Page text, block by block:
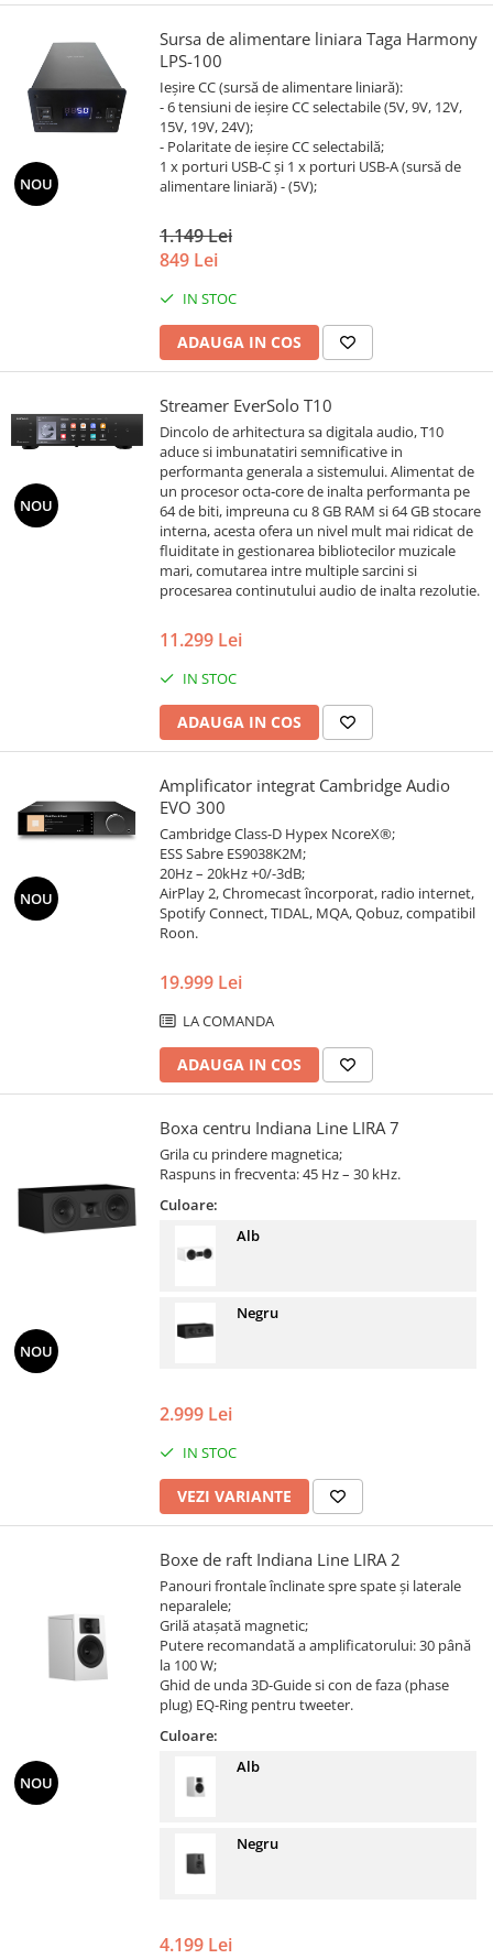
NOU
Sursa de alimentare liniara Taga Harmony
LPS-100
Ieșire CC (sursă de alimentare liniară):
- 6 tensiuni de ieșire CC selectabile (5V, 9V, 12V,
15V, 19V, 24V);
- Polaritate de ieșire CC selectabilă;
1 x porturi USB-C și 1 x porturi USB-A (sursă de
alimentare liniară) - (5V);
1.149 Lei
849 Lei
IN STOC
ADAUGA IN COS
NOU
Streamer EverSolo T10
Dincolo de arhitectura sa digitala audio, T10
aduce si imbunatatiri semnificative in
performanta generala a sistemului. Alimentat de
un procesor octa‑core de inalta performanta pe
64 de biti, impreuna cu 8 GB RAM si 64 GB stocare
interna, acesta ofera un nivel mult mai ridicat de
fluiditate in gestionarea bibliotecilor muzicale
mari, comutarea intre multiple sarcini si
procesarea continutului audio de inalta rezolutie.
11.299 Lei
IN STOC
ADAUGA IN COS
NOU
Amplificator integrat Cambridge Audio
EVO 300
Cambridge Class-D Hypex NcoreX®;
ESS Sabre ES9038K2M;
20Hz – 20kHz +0/-3dB;
AirPlay 2, Chromecast încorporat, radio internet,
Spotify Connect, TIDAL, MQA, Qobuz, compatibil
Roon.
19.999 Lei
LA COMANDA
ADAUGA IN COS
NOU
Boxa centru Indiana Line LIRA 7
Grila cu prindere magnetica;
Raspuns in frecventa: 45 Hz – 30 kHz.
Culoare:
Alb
Negru
2.999 Lei
IN STOC
VEZI VARIANTE
NOU
Boxe de raft Indiana Line LIRA 2
Panouri frontale înclinate spre spate și laterale
neparalele;
Grilă atașată magnetic;
Putere recomandată a amplificatorului: 30 până
la 100 W;
Ghid de unda 3D-Guide si con de faza (phase
plug) EQ-Ring pentru tweeter.
Culoare:
Alb
Negru
4.199 Lei